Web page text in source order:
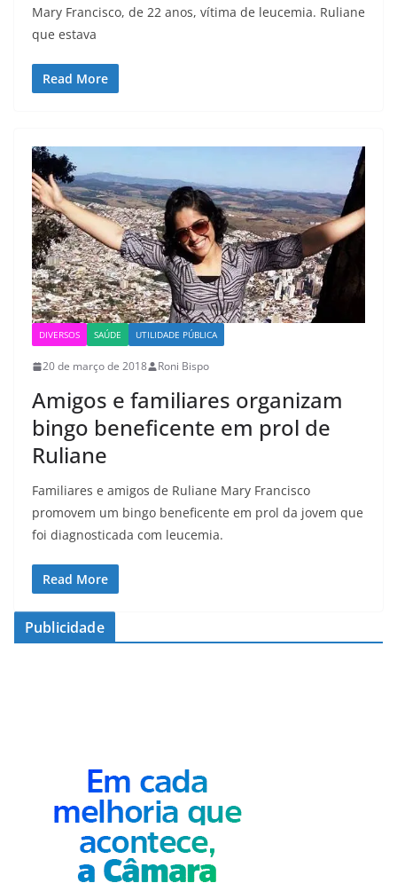
Mary Francisco, de 22 anos, vítima de leucemia. Ruliane
que estava
Read More
DIVERSOS SAÚDE UTILIDADE PÚBLICA
20 de março de 2018 Roni Bispo
Amigos e familiares organizam
bingo beneficente em prol de
Ruliane
Familiares e amigos de Ruliane Mary Francisco
promovem um bingo beneficente em prol da jovem que
foi diagnosticada com leucemia.
Read More
Publicidade